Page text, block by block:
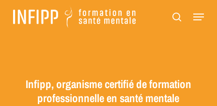
Panneau de gestion des cookies
contenu
Menu
Infipp, organisme certifié de formation
professionnelle en santé mentale